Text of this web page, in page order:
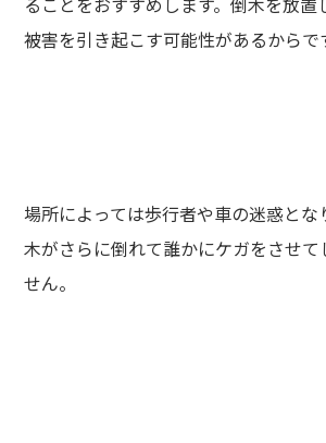
被害を引き起こす可能性があるからで
場所によっては歩行者や車の迷惑とな
木がさらに倒れて誰かにケガをさせて
せん。